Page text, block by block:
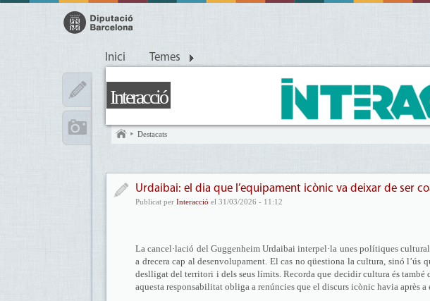
Inici Temes
Interacció
Destacats
Urdaibai: el dia que l’equipament icònic va deixar de ser
Publicat per Interacció el 31/03/2026 - 11:12
La cancel·lació del Guggenheim Urdaibai interpel·la unes polítiques
a drecera cap al desenvolupament. El cas no qüestiona la cultura, sinó l’ús
deslligat del territori i dels seus límits. Recorda que decidir cultura és
aquesta responsabilitat obliga a renúncies que el discurs icònic havia après a